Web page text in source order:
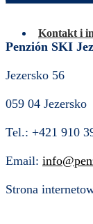
Kontakt i
Penzión SKI
Jezersko 56
059 04 Jezersko
Tel.: +421 910
Email:
Strona